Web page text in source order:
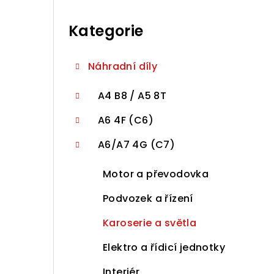
Kategorie
Náhradní díly
A4 B8 / A5 8T
A6 4F (C6)
A6/A7 4G (C7)
Motor a převodovka
Podvozek a řízení
Karoserie a světla
Elektro a řídicí jednotky